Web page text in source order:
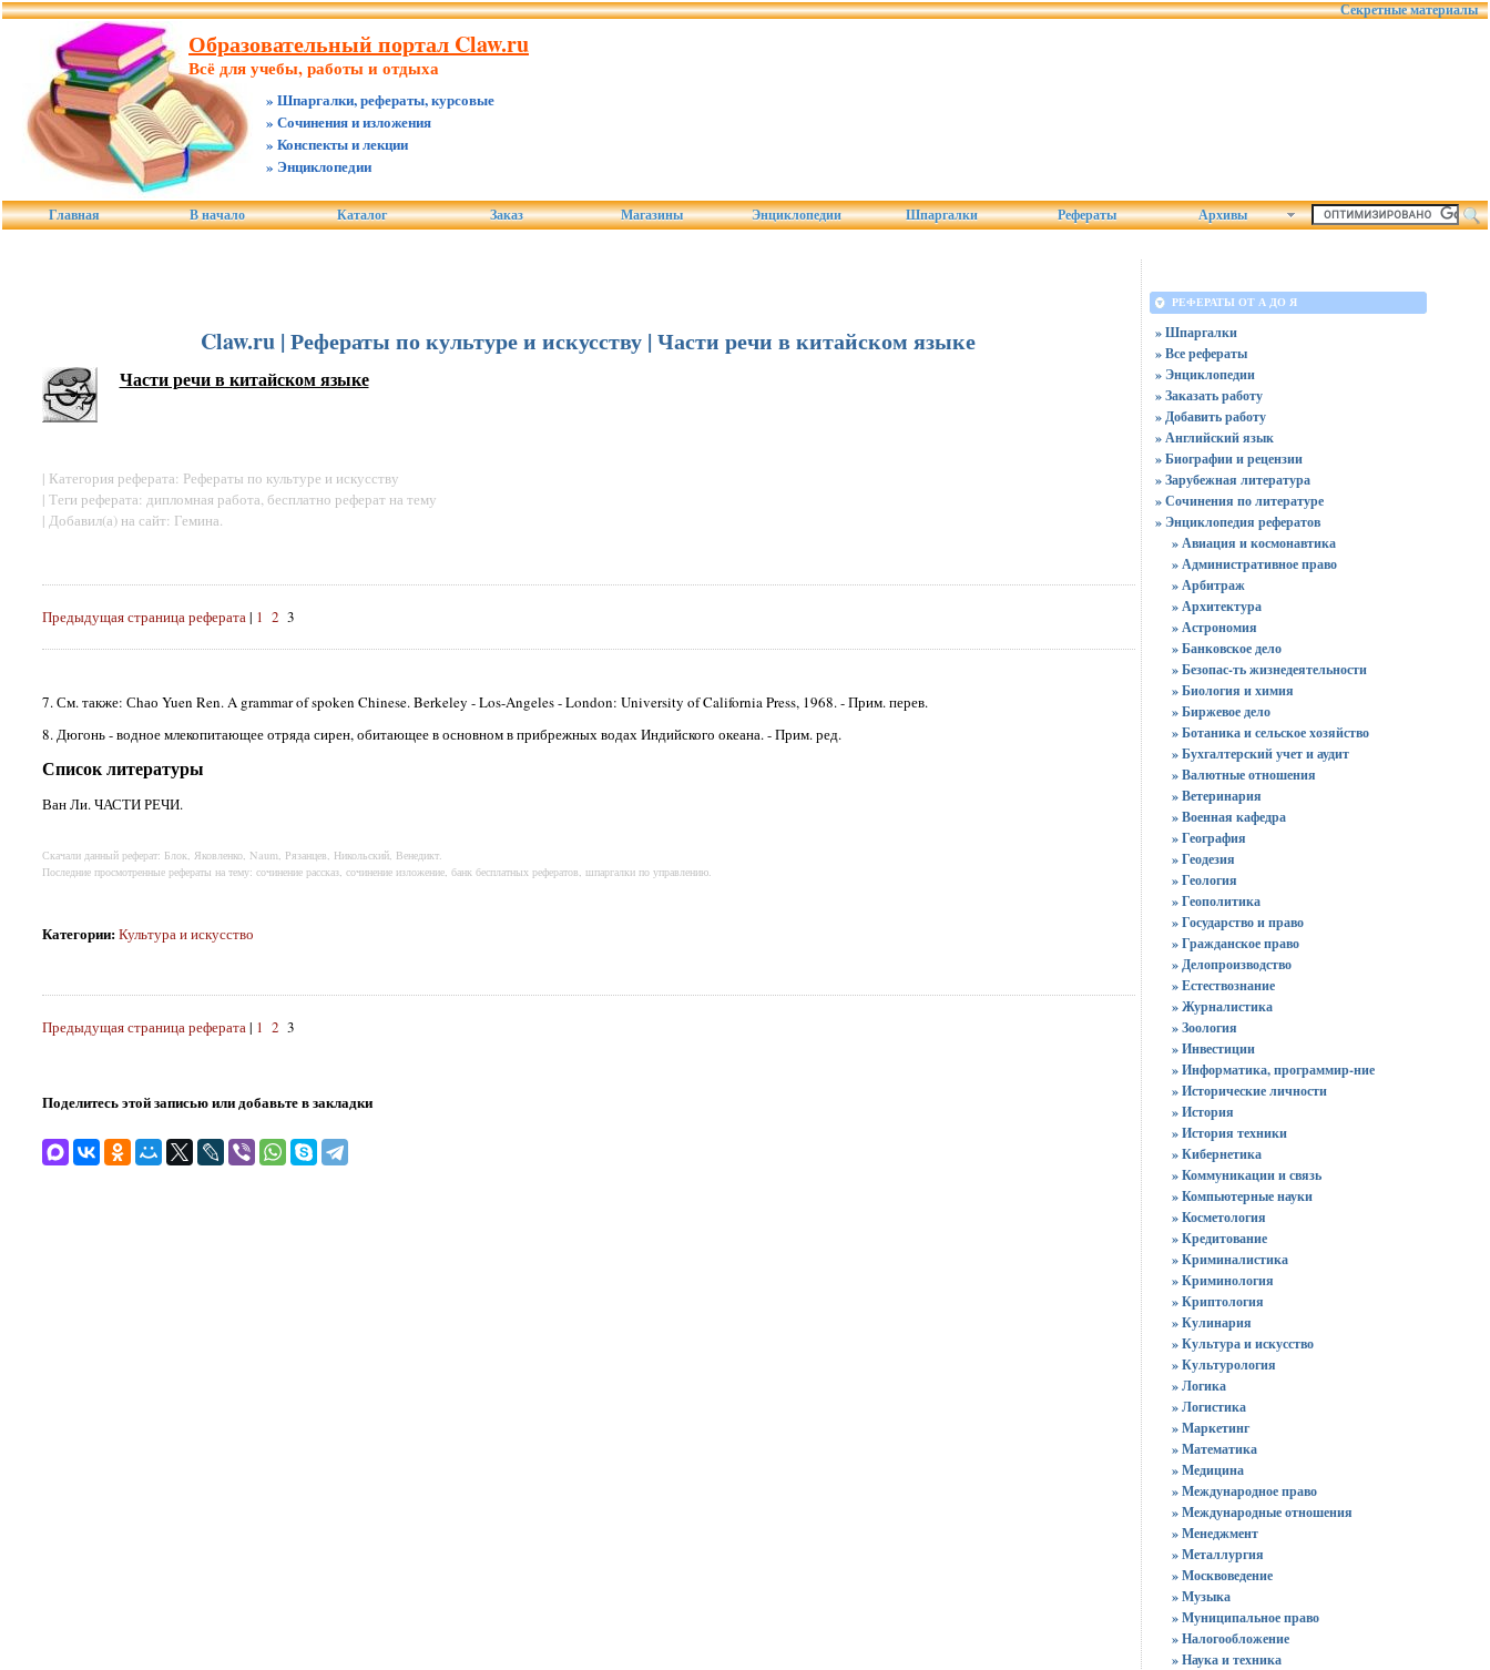
Секретные материалы
Образовательный портал Claw.ru
Всё для учебы, работы и отдыха
» Шпаргалки, рефераты, курсовые
» Сочинения и изложения
» Конспекты и лекции
» Энциклопедии
Главная В начало Каталог Заказ Магазины Энциклопедии Шпаргалки Рефераты Архивы
Claw.ru | Рефераты по культуре и искусству | Части речи в китайском языке
Части речи в китайском языке
| Категория реферата: Рефераты по культуре и искусству
| Теги реферата: дипломная работа, бесплатно реферат на тему
| Добавил(а) на сайт: Гемина.
Предыдущая страница реферата| 1 2 3
7. См. также: Сhао Yuen Ren. A grammar of spoken Chinese. Berkeley - Los-Angeles - London: University of California Press, 1968. - Прим. перев.
8. Дюгонь - водное млекопитающее отряда сирен, обитающее в основном в прибрежных водах Индийского океана. - Прим. ред.
Список литературы
Ван Ли. ЧАСТИ РЕЧИ.
Скачали данный реферат: Блок, Яковленко, Naum, Рязанцев, Никольский, Венедикт.
Последние просмотренные рефераты на тему: сочинение рассказ, сочинение изложение, банк бесплатных рефератов, шпаргалки по управлению.
Категории:Культура и искусство
Предыдущая страница реферата| 1 2 3
Поделитесь этой записью или добавьте в закладки
РЕФЕРАТЫ ОТ А ДО Я
» Шпаргалки
» Все рефераты
» Энциклопедии
» Заказать работу
» Добавить работу
» Английский язык
» Биографии и рецензии
» Зарубежная литература
» Сочинения по литературе
» Энциклопедия рефератов
» Авиация и космонавтика
» Административное право
» Арбитраж
» Архитектура
» Астрономия
» Банковское дело
» Безопас-ть жизнедеятельности
» Биология и химия
» Биржевое дело
» Ботаника и сельское хозяйство
» Бухгалтерский учет и аудит
» Валютные отношения
» Ветеринария
» Военная кафедра
» География
» Геодезия
» Геология
» Геополитика
» Государство и право
» Гражданское право
» Делопроизводство
» Естествознание
» Журналистика
» Зоология
» Инвестиции
» Информатика, программир-ние
» Исторические личности
» История
» История техники
» Кибернетика
» Коммуникации и связь
» Компьютерные науки
» Косметология
» Кредитование
» Криминалистика
» Криминология
» Криптология
» Кулинария
» Культура и искусство
» Культурология
» Логика
» Логистика
» Маркетинг
» Математика
» Медицина
» Международное право
» Международные отношения
» Менеджмент
» Металлургия
» Москвоведение
» Музыка
» Муниципальное право
» Налогообложение
» Наука и техника